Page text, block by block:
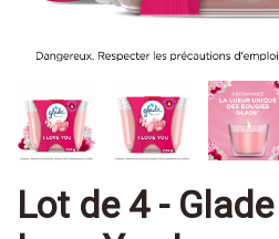
Lot de 4 -